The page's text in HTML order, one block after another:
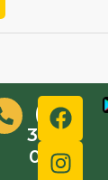
(48)
3632-
0000